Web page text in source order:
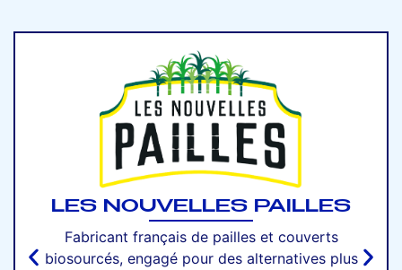
LES NOUVELLES PAILLES
Fabricant français de pailles et couverts
biosourcés, engagé pour des alternatives plus